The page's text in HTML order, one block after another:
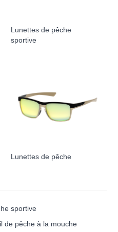
Lunettes de pêche
sportive
Lunettes de pêche
sportive
de pêche à la mouche